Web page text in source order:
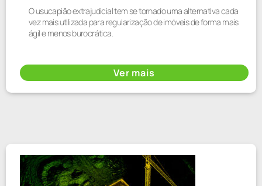
O usucapião extrajudicial tem se tornado uma alternativa cada
vez mais utilizada para regularização de imóveis de forma mais
ágil e menos burocrática.
Ver mais